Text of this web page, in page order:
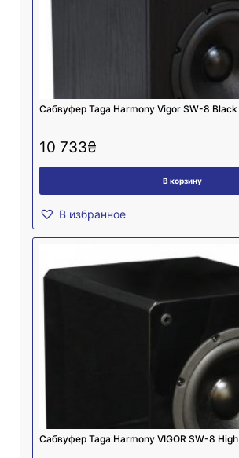
Сабвуфер Taga Harmony Vigor SW-8 Black
10 733₴
В корзину
В избранное
Сабвуфер Taga Harmony VIGOR SW-8